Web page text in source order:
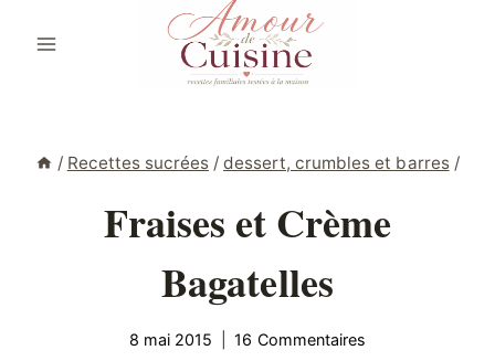
/ Recettes sucrées / dessert, crumbles et barres /
Fraises et Crème
Bagatelles
8 mai 2015 16 Commentaires